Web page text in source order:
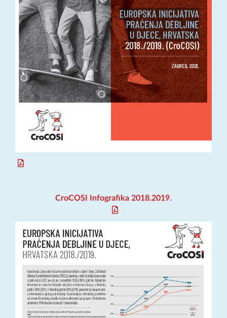
CroCOSI Infografika 2018.2019.